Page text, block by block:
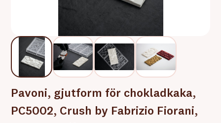
Pavoni, gjutform för chokladkaka,
PC5002, Crush by Fabrizio Fiorani,